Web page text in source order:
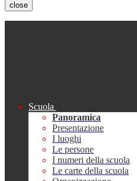
close
Scuola
Panoramica
Presentazione
I luoghi
Le persone
I numeri della scuola
Le carte della scuola